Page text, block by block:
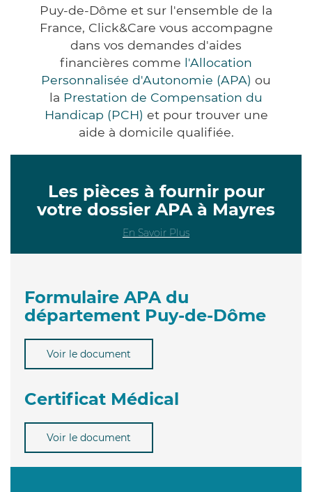
Puy-de-Dôme et sur l'ensemble de la
France, Click&Care vous accompagne
dans vos demandes d'aides
financières comme l'Allocation
Personnalisée d'Autonomie (APA) ou
la Prestation de Compensation du
Handicap (PCH) et pour trouver une
aide à domicile qualifiée.
Les pièces à fournir pour
votre dossier APA à Mayres
En Savoir Plus
Formulaire APA du
département Puy-de-Dôme
Voir le document
Certificat Médical
Voir le document